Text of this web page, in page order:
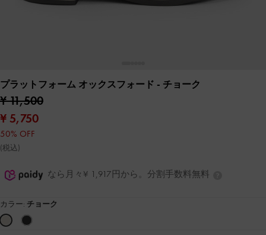
プラットフォーム オックスフォード - チョーク
¥ 11,500
¥ 5,750
50% OFF
(税込)
なら月々¥ 1,917円から。分割手数料無料
カラー: チョーク